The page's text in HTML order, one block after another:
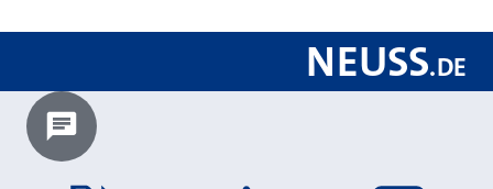
NEUSS.DE
Chatbot laden?